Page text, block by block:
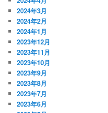
2024年3月
2024年2月
2024年1月
2023年12月
2023年11月
2023年10月
2023年9月
2023年8月
2023年7月
2023年6月